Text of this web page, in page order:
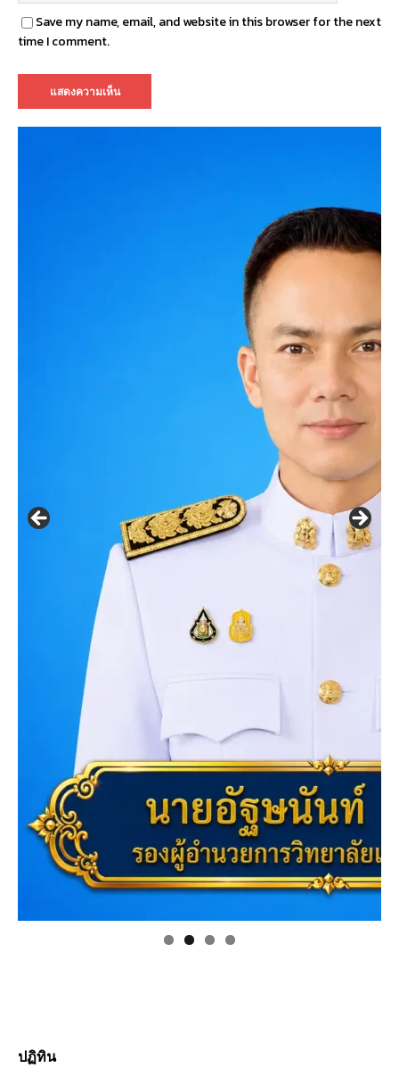
Save my name, email, and website in this browser for the next
time I comment.
ปฏิทิน